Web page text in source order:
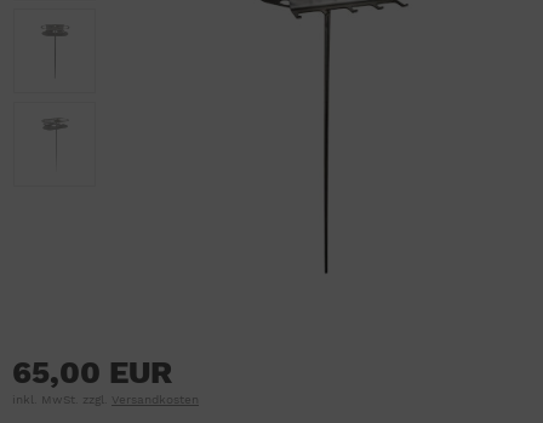
65,00 EUR
inkl. MwSt. zzgl. Versandkosten